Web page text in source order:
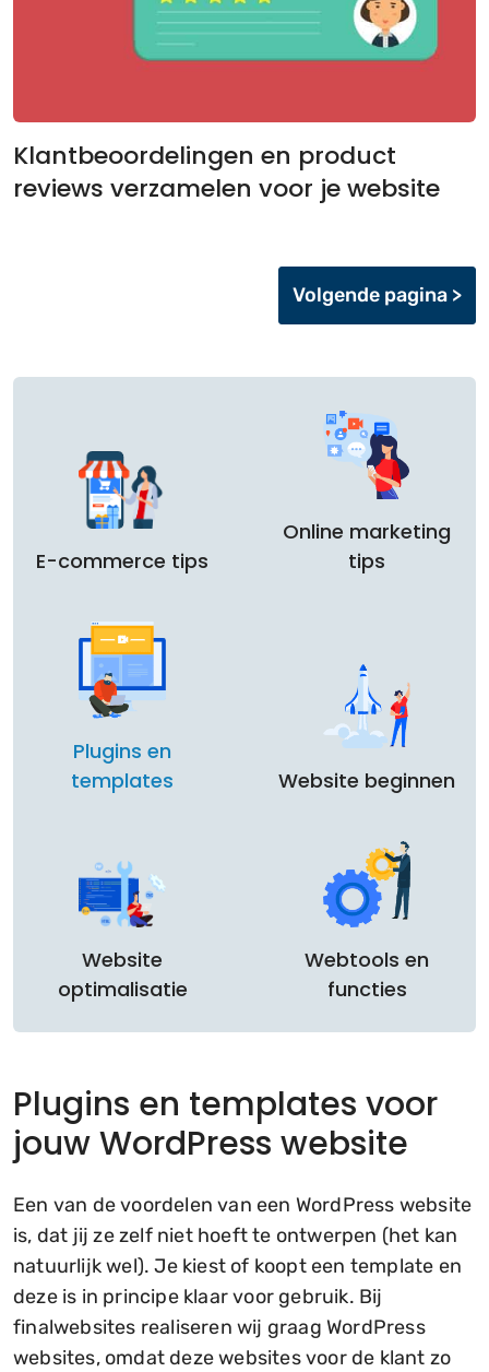
Klantbeoordelingen en product
reviews verzamelen voor je website
Volgende pagina >
E-commerce tips
Online marketing
tips
Plugins en
templates
Website beginnen
Website
optimalisatie
Webtools en
functies
Plugins en templates voor
jouw WordPress website
Een van de voordelen van een WordPress website
is, dat jij ze zelf niet hoeft te ontwerpen (het kan
natuurlijk wel). Je kiest of koopt een template en
deze is in principe klaar voor gebruik. Bij
finalwebsites realiseren wij graag WordPress
websites, omdat deze websites voor de klant zo